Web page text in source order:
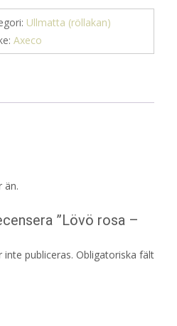
Ullmatta (röllakan)
Axeco
än.
”Lövö rosa –
publiceras. Obligatoriska fält